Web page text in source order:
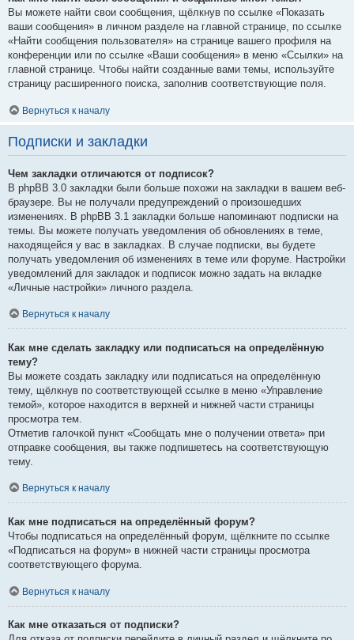
Вы можете найти свои сообщения, щёлкнув по ссылке «Показать
ваши сообщения» в личном разделе на главной странице, по ссылке
«Найти сообщения пользователя» на странице вашего профиля на
конференции или по ссылке «Ваши сообщения» в меню «Ссылки» на
главной странице. Чтобы найти созданные вами темы, используйте
страницу расширенного поиска, заполнив соответствующие поля.
Вернуться к началу
Подписки и закладки
Чем закладки отличаются от подписок?
В phpBB 3.0 закладки были больше похожи на закладки в вашем веб-
браузере. Вы не получали предупреждений о произошедших
изменениях. В phpBB 3.1 закладки больше напоминают подписки на
темы. Вы можете получать уведомления об обновлениях в теме,
находящейся у вас в закладках. В случае подписки, вы будете
получать уведомления об изменениях в теме или форуме. Настройки
уведомлений для закладок и подписок можно задать на вкладке
«Личные настройки» личного раздела.
Вернуться к началу
Как мне сделать закладку или подписаться на определённую
тему?
Вы можете создать закладку или подписаться на определённую
тему, щёлкнув по соответствующей ссылке в меню «Управление
темой», которое находится в верхней и нижней части страницы
просмотра тем.
Отметив галочкой пункт «Сообщать мне о получении ответа» при
отправке сообщения, вы также подпишетесь на соответствующую
тему.
Вернуться к началу
Как мне подписаться на определённый форум?
Чтобы подписаться на определённый форум, щёлкните по ссылке
«Подписаться на форум» в нижней части страницы просмотра
соответствующего форума.
Вернуться к началу
Как мне отказаться от подписки?